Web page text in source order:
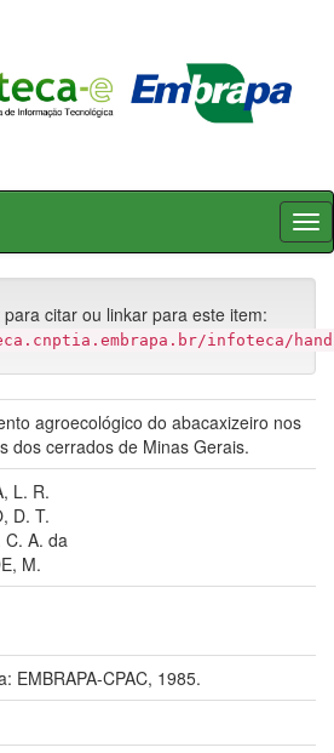
citar ou linkar para este item:
infoteca/
agroecológico do abacaxizeiro nos
dos cerrados de Minas Gerais.
L. R.
D. T.
C. A. da
M.
EMBRAPA-CPAC, 1985.